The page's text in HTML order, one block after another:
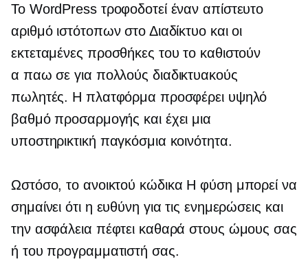
Το WordPress τροφοδοτεί έναν απίστευτο
αριθμό ιστότοπων στο Διαδίκτυο και οι
εκτεταμένες προσθήκες του το καθιστούν
α παω σε για πολλούς διαδικτυακούς
πωλητές. Η πλατφόρμα προσφέρει υψηλό
βαθμό προσαρμογής και έχει μια
υποστηρικτική παγκόσμια κοινότητα.
Ωστόσο, το ανοικτού κώδικα Η φύση μπορεί να
σημαίνει ότι η ευθύνη για τις ενημερώσεις και
την ασφάλεια πέφτει καθαρά στους ώμους σας
ή του προγραμματιστή σας.